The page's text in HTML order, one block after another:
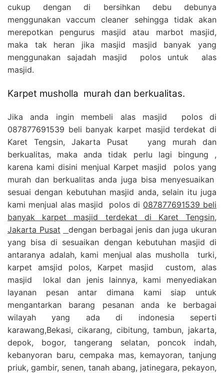
cukup dengan di bersihkan debu debunya
menggunakan vaccum cleaner sehingga tidak akan
merepotkan pengurus masjid atau marbot masjid,
maka tak heran jika masjid masjid banyak yang
menggunakan sajadah masjid polos untuk alas
masjid.
Karpet musholla murah dan berkualitas.
Jika anda ingin membeli alas masjid polos di
087877691539 beli banyak karpet masjid terdekat di
Karet Tengsin, Jakarta Pusat yang murah dan
berkualitas, maka anda tidak perlu lagi bingung ,
karena kami disini menjual Karpet masjid polos yang
murah dan berkualitas anda juga bisa menyesuaikan
sesuai dengan kebutuhan masjid anda, selain itu juga
kami menjual alas masjid polos di 087877691539 beli
banyak karpet masjid terdekat di Karet Tengsin,
Jakarta Pusat
dengan berbagai jenis dan juga ukuran
yang bisa di sesuaikan dengan kebutuhan masjid di
antaranya adalah, kami menjual alas musholla turki,
karpet amsjid polos, Karpet masjid custom, alas
masjid lokal dan jenis lainnya, kami menyediakan
layanan pesan antar dimana kami siap untuk
mengantarkan barang pesanan anda ke berbagai
wilayah yang ada di indonesia seperti
karawang,Bekasi, cikarang, cibitung, tambun, jakarta,
depok, bogor, tangerang selatan, poncok indah,
kebanyoran baru, cempaka mas, kemayoran, tanjung
priuk, gambir, senen, tanah abang, jatinegara, pekayon,